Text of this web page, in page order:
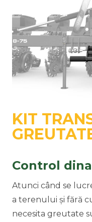
KIT
Control
Atunci când se
a terenului și fără
necesita greutate